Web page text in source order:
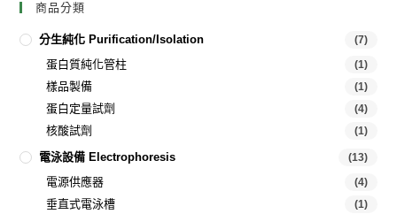
商品分類
分生純化 Purification/Isolation (7)
蛋白質純化管柱 (1)
樣品製備 (1)
蛋白定量試劑 (4)
核酸試劑 (1)
電泳設備 Electrophoresis (13)
電源供應器 (4)
垂直式電泳槽 (1)